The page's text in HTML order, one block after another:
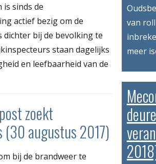
sinds de
actief bezig om de
dichter bij de bevolking te
staan dagelijks
en leefbaarheid van de
zoekt
augustus 2017)
bij de brandweer te
van
meer